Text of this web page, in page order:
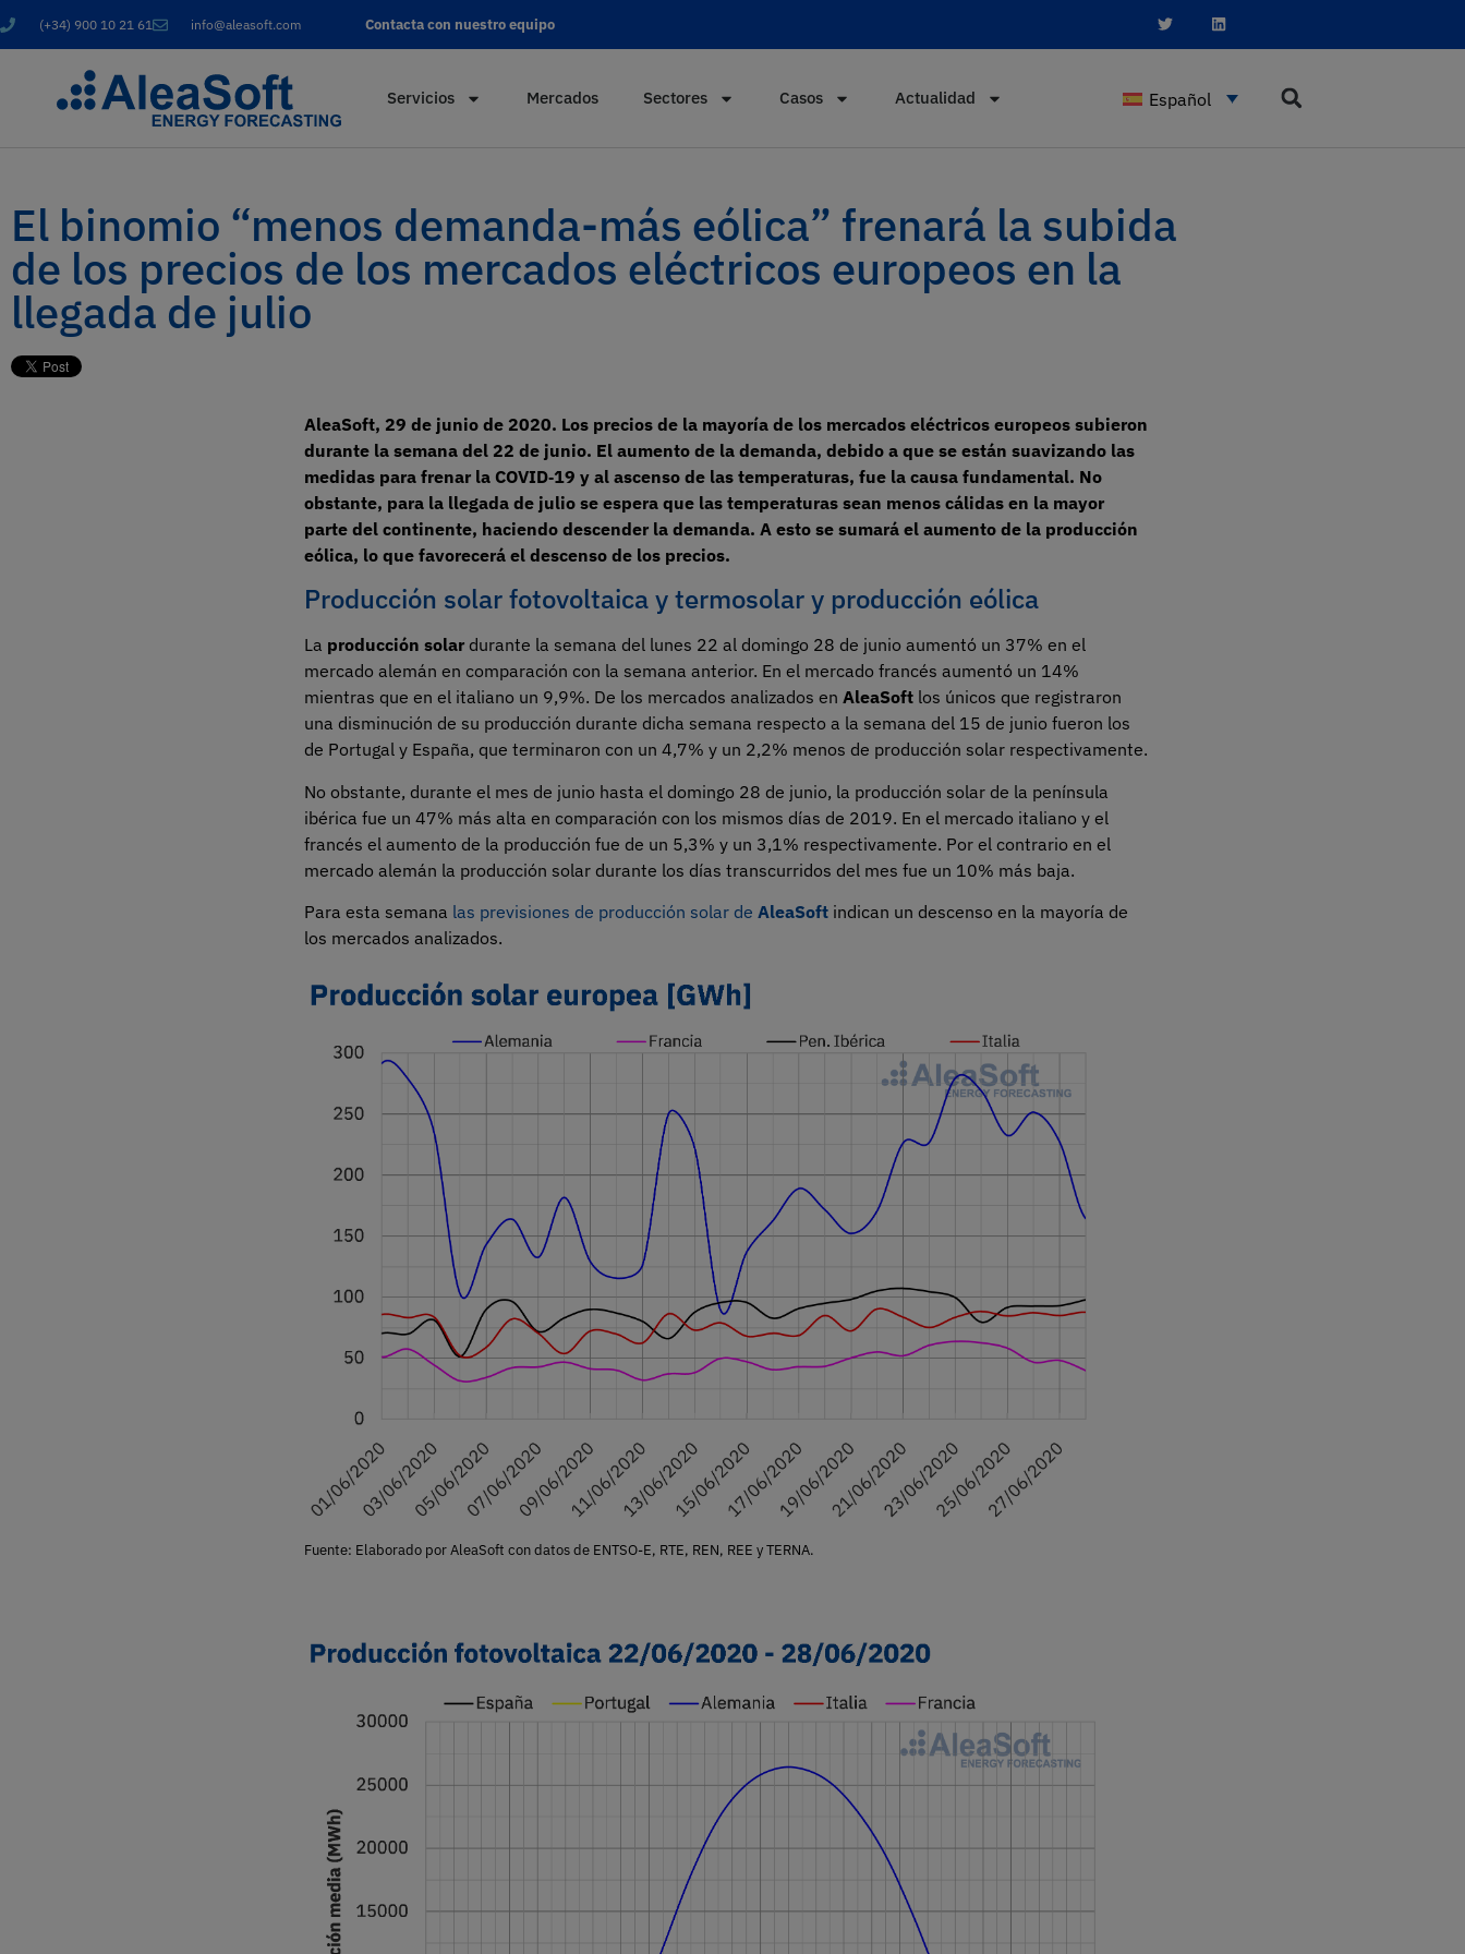
(+34) 900 10 21 61 info@aleasoft.com Contacta con nuestro equipo
Servicios Mercados Sectores Casos Actualidad Español
El binomio “menos demanda-más eólica” frenará la subida
de los precios de los mercados eléctricos europeos en la
llegada de julio
AleaSoft, 29 de junio de 2020. Los precios de la mayoría de los mercados eléctricos europeos subieron
durante la semana del 22 de junio. El aumento de la demanda, debido a que se están suavizando las
medidas para frenar la COVID‑19 y al ascenso de las temperaturas, fue la causa fundamental. No
obstante, para la llegada de julio se espera que las temperaturas sean menos cálidas en la mayor
parte del continente, haciendo descender la demanda. A esto se sumará el aumento de la producción
eólica, lo que favorecerá el descenso de los precios.
Producción solar fotovoltaica y termosolar y producción eólica
La producción solardurante la semana del lunes 22 al domingo 28 de junio aumentó un 37% en el
mercado alemán en comparación con la semana anterior. En el mercado francés aumentó un 14%
mientras que en el italiano un 9,9%. De los mercados analizados en AleaSoftlos únicos que registraron
una disminución de su producción durante dicha semana respecto a la semana del 15 de junio fueron los
de Portugal y España, que terminaron con un 4,7% y un 2,2% menos de producción solar respectivamente.
No obstante, durante el mes de junio hasta el domingo 28 de junio, la producción solar de la península
ibérica fue un 47% más alta en comparación con los mismos días de 2019. En el mercado italiano y el
francés el aumento de la producción fue de un 5,3% y un 3,1% respectivamente. Por el contrario en el
mercado alemán la producción solar durante los días transcurridos del mes fue un 10% más baja.
Para esta semana las previsiones de producción solar de AleaSoftindican un descenso en la mayoría de
los mercados analizados.
Fuente: Elaborado por AleaSoft con datos de ENTSO-E, RTE, REN, REE y TERNA.